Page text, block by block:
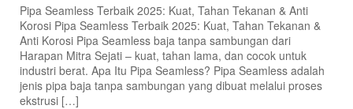
Pipa Seamless Terbaik 2025: Kuat, Tahan Tekanan & Anti
Korosi Pipa Seamless Terbaik 2025: Kuat, Tahan Tekanan &
Anti Korosi Pipa Seamless baja tanpa sambungan dari
Harapan Mitra Sejati – kuat, tahan lama, dan cocok untuk
industri berat. Apa Itu Pipa Seamless? Pipa Seamless adalah
jenis pipa baja tanpa sambungan yang dibuat melalui proses
ekstrusi […]